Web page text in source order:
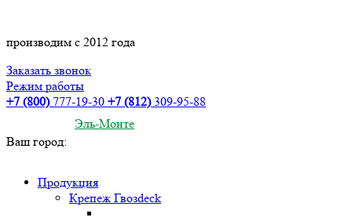
производим с 2012 года
Заказать звонок
Режим работы
+7 (800)777-19-30 +7 (812)309-95-88
Ваш город:
Эль-Монте
Продукция
Крепеж Гвозdeck